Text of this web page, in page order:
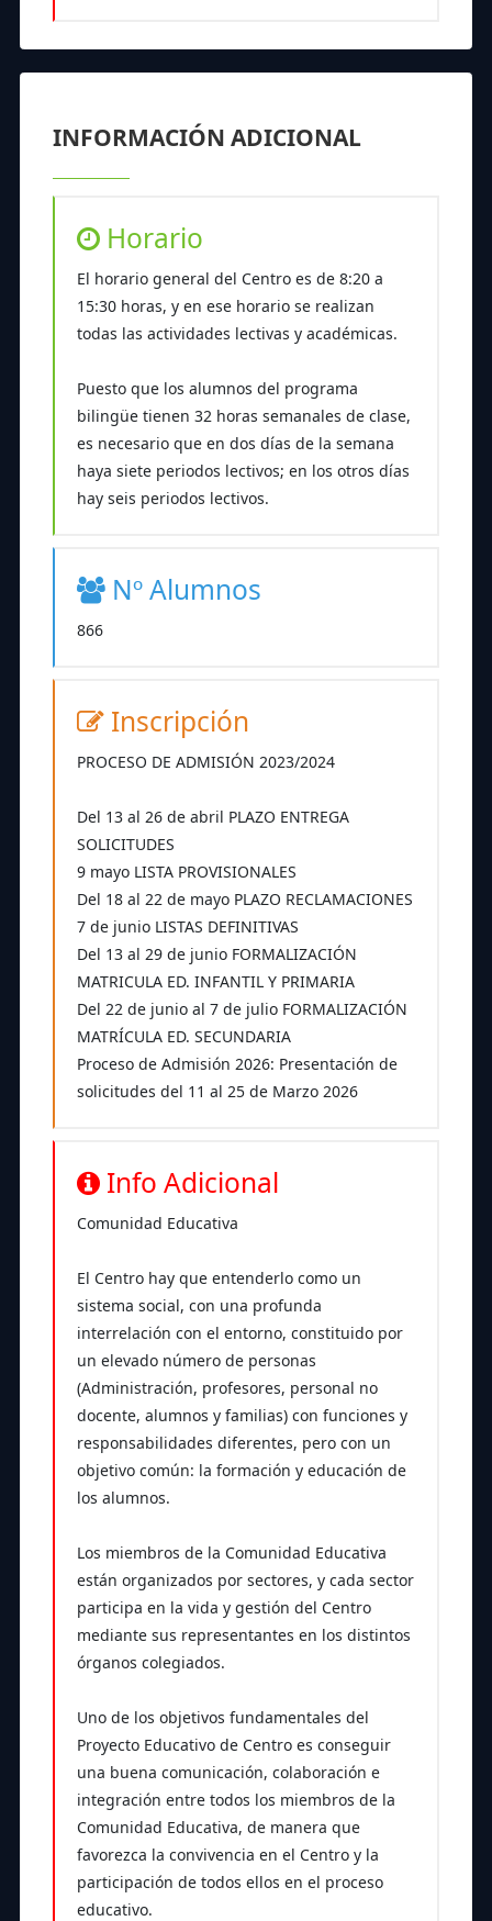
INFORMACIÓN ADICIONAL
Horario
El horario general del Centro es de 8:20 a
15:30 horas, y en ese horario se realizan
todas las actividades lectivas y académicas.
Puesto que los alumnos del programa
bilingüe tienen 32 horas semanales de clase,
es necesario que en dos días de la semana
haya siete periodos lectivos; en los otros días
hay seis periodos lectivos.
Nº Alumnos
866
Inscripción
PROCESO DE ADMISIÓN 2023/2024
Del 13 al 26 de abril PLAZO ENTREGA
SOLICITUDES
9 mayo LISTA PROVISIONALES
Del 18 al 22 de mayo PLAZO RECLAMACIONES
7 de junio LISTAS DEFINITIVAS
Del 13 al 29 de junio FORMALIZACIÓN
MATRICULA ED. INFANTIL Y PRIMARIA
Del 22 de junio al 7 de julio FORMALIZACIÓN
MATRÍCULA ED. SECUNDARIA
Proceso de Admisión 2026: Presentación de
solicitudes del 11 al 25 de Marzo 2026
Info Adicional
Comunidad Educativa
El Centro hay que entenderlo como un
sistema social, con una profunda
interrelación con el entorno, constituido por
un elevado número de personas
(Administración, profesores, personal no
docente, alumnos y familias) con funciones y
responsabilidades diferentes, pero con un
objetivo común: la formación y educación de
los alumnos.
Los miembros de la Comunidad Educativa
están organizados por sectores, y cada sector
participa en la vida y gestión del Centro
mediante sus representantes en los distintos
órganos colegiados.
Uno de los objetivos fundamentales del
Proyecto Educativo de Centro es conseguir
una buena comunicación, colaboración e
integración entre todos los miembros de la
Comunidad Educativa, de manera que
favorezca la convivencia en el Centro y la
participación de todos ellos en el proceso
educativo.